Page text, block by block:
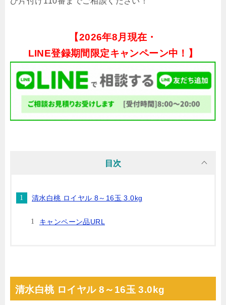
【2026年8月現在・
LINE登録期間限定キャンペーン中！】
目次
清水白桃 ロイヤル 8～16玉 3.0kg
キャンペーン品URL
清水白桃 ロイヤル 8～16玉 3.0kg